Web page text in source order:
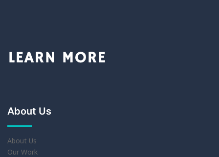
About Us
About Us
Our Work